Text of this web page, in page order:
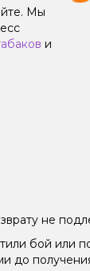
Мы
и
не
бой или
до